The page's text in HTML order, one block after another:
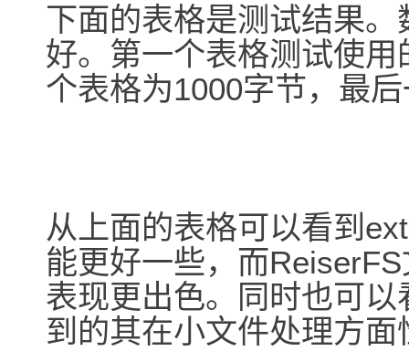
下面的表格是测试结果
好。第一个表格测试使
个表格为1000字节，最
从上面的表格可以看到
能更好一些，而
表现更出色。同时也可
到的其在小文件处理方